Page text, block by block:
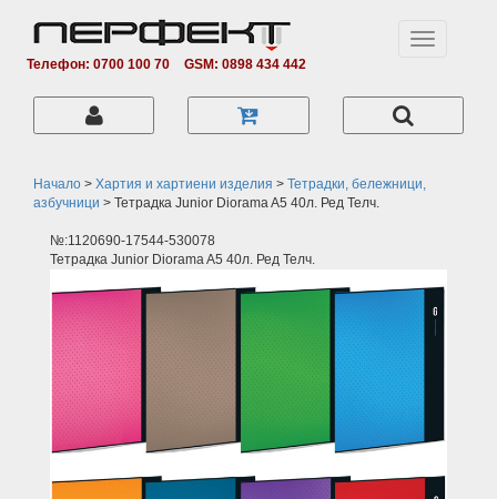
Телефон: 0700 100 70 GSM: 0898 434 442
Toggle
Начало > Хартия и хартиени изделия > Тетрадки, бележници,
азбучници > Тетрадка Junior Diorama A5 40л. Ред Телч.
№:1120690-17544-530078
Тетрадка Junior Diorama A5 40л. Ред Телч.